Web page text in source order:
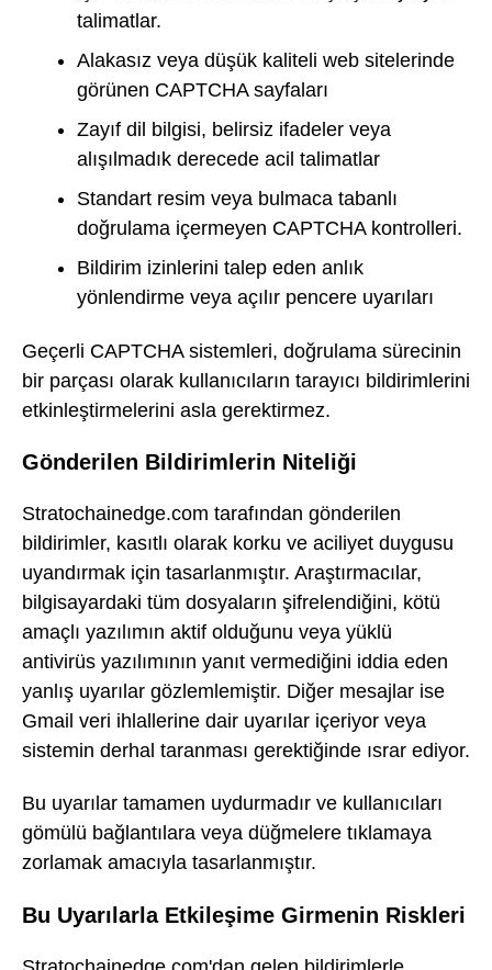
talimatlar.
Alakasız veya düşük kaliteli web sitelerinde
görünen CAPTCHA sayfaları
Zayıf dil bilgisi, belirsiz ifadeler veya
alışılmadık derecede acil talimatlar
Standart resim veya bulmaca tabanlı
doğrulama içermeyen CAPTCHA kontrolleri.
Bildirim izinlerini talep eden anlık
yönlendirme veya açılır pencere uyarıları
Geçerli CAPTCHA sistemleri, doğrulama sürecinin
bir parçası olarak kullanıcıların tarayıcı bildirimlerini
etkinleştirmelerini asla gerektirmez.
Gönderilen Bildirimlerin Niteliği
Stratochainedge.com tarafından gönderilen
bildirimler, kasıtlı olarak korku ve aciliyet duygusu
uyandırmak için tasarlanmıştır. Araştırmacılar,
bilgisayardaki tüm dosyaların şifrelendiğini, kötü
amaçlı yazılımın aktif olduğunu veya yüklü
antivirüs yazılımının yanıt vermediğini iddia eden
yanlış uyarılar gözlemlemiştir. Diğer mesajlar ise
Gmail veri ihlallerine dair uyarılar içeriyor veya
sistemin derhal taranması gerektiğinde ısrar ediyor.
Bu uyarılar tamamen uydurmadır ve kullanıcıları
gömülü bağlantılara veya düğmelere tıklamaya
zorlamak amacıyla tasarlanmıştır.
Bu Uyarılarla Etkileşime Girmenin Riskleri